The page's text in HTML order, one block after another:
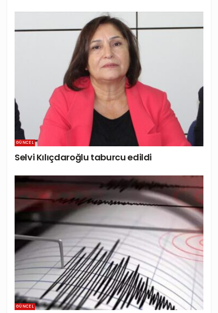
GÜNCEL
Selvi Kılıçdaroğlu taburcu edildi
GÜNCEL